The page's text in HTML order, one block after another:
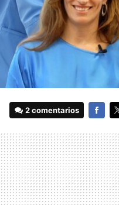
2 comentarios